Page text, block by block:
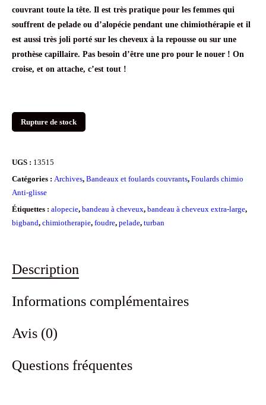
couvrant toute la tête. Il est très pratique pour les femmes qui
souffrent de pelade ou d’alopécie pendant une chimiothérapie et il
est aussi très joli porté sur les cheveux à la repousse ou sur une
prothèse capillaire. Pas besoin d’être une pro pour le nouer ! On
croise, et on attache, c’est tout !
Rupture de stock
UGS : 13515
Catégories : Archives, Bandeaux et foulards couvrants, Foulards chimio
Anti-glisse
Étiquettes : alopecie, bandeau à cheveux, bandeau à cheveux extra-large,
bigband, chimiotherapie, foudre, pelade, turban
Description
Informations complémentaires
Avis (0)
Questions fréquentes